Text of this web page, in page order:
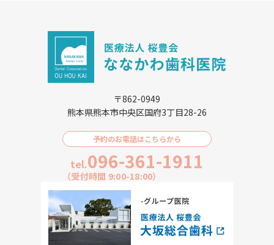
〒862-0949
熊本県熊本市中央区国府3丁目28-26
予約のお電話はこちらから
tel.096-361-1911
（受付時間 9:00-18:00）